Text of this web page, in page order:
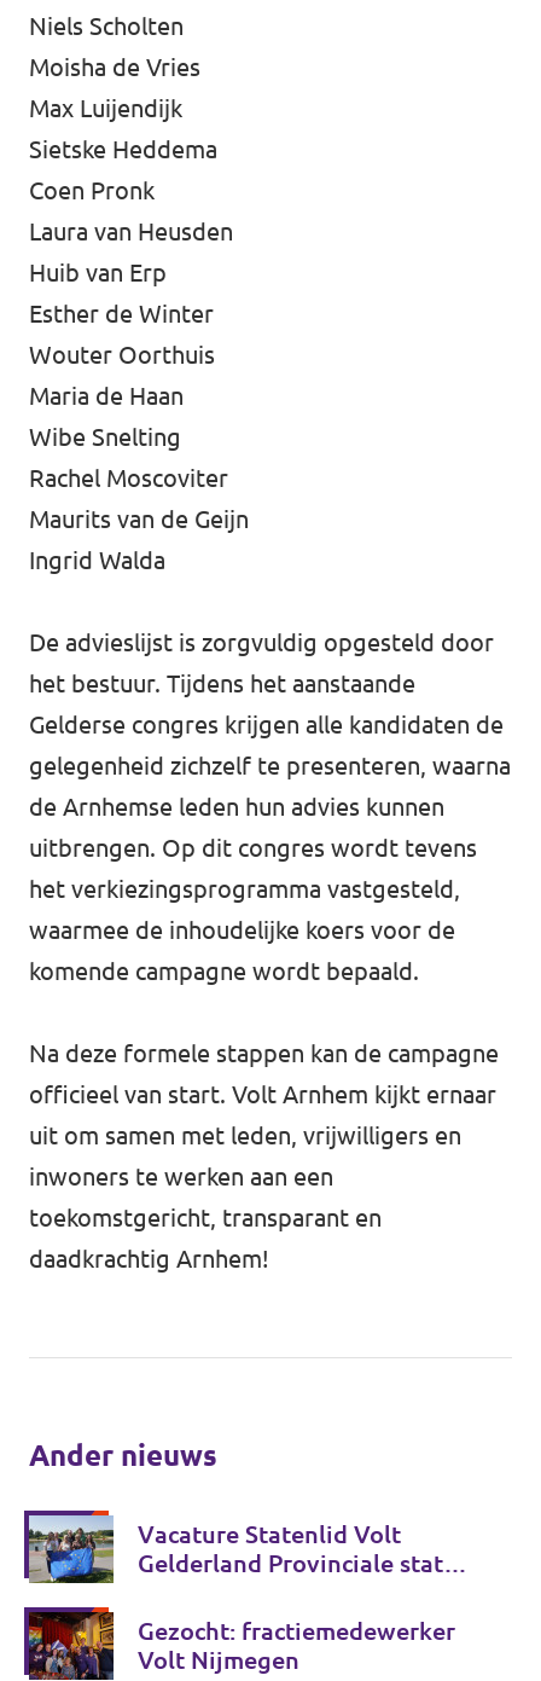
Niels Scholten
Moisha de Vries
Max Luijendijk
Sietske Heddema
Coen Pronk
Laura van Heusden
Huib van Erp
Esther de Winter
Wouter Oorthuis
Maria de Haan
Wibe Snelting
Rachel Moscoviter
Maurits van de Geijn
Ingrid Walda
De advieslijst is zorgvuldig opgesteld door
het bestuur. Tijdens het aanstaande
Gelderse congres krijgen alle kandidaten de
gelegenheid zichzelf te presenteren, waarna
de Arnhemse leden hun advies kunnen
uitbrengen. Op dit congres wordt tevens
het verkiezingsprogramma vastgesteld,
waarmee de inhoudelijke koers voor de
komende campagne wordt bepaald.
Na deze formele stappen kan de campagne
officieel van start. Volt Arnhem kijkt ernaar
uit om samen met leden, vrijwilligers en
inwoners te werken aan een
toekomstgericht, transparant en
daadkrachtig Arnhem!
Ander nieuws
Vacature Statenlid Volt
Gelderland Provinciale staten
Gezocht: fractiemedewerker
Volt Nijmegen